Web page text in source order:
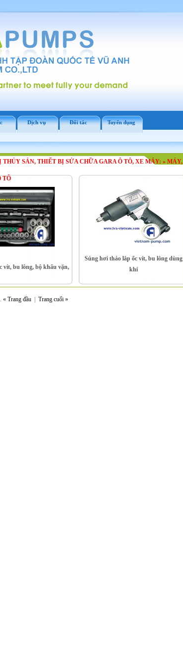
Dịch vụ Đối tác Tuyển dụng
SẢN, THIẾT BỊ SỬA CHỮA GARA Ô TÔ, XE MÁY: » MÁY,
TÔ
vít, bu lông, bộ khẩu vặn,
Súng hơi tháo lắp ốc vít, bu lông dùng
khí
« Trang đầu Trang cuối »